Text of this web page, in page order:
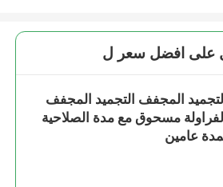
على افضل سعر ل
التجميد المجفف التجميد المجفف
الفراولة مسحوق مع مدة الصلاحية
عامين